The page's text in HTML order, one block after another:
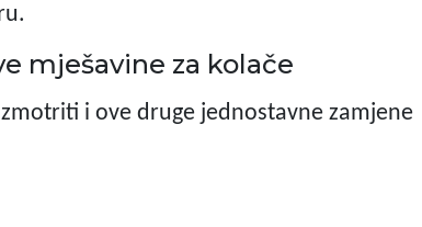
mješavine za kolače
i ove druge jednostavne zamjene